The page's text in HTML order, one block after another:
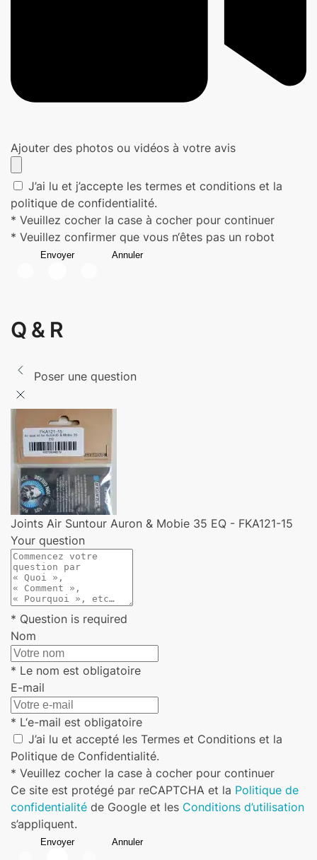
Ajouter des photos ou vidéos à votre avis
J’ai lu et j’accepte les termes et conditions et la
politique de confidentialité.
* Veuillez cocher la case à cocher pour continuer
* Veuillez confirmer que vous n‘êtes pas un robot
Envoyer Annuler
Q & R
Poser une question
Joints Air Suntour Auron & Mobie 35 EQ - FKA121-15
Your question
* Question is required
Nom
* Le nom est obligatoire
E-mail
* L‘e-mail est obligatoire
J’ai lu et accepté les Termes et Conditions et la
Politique de Confidentialité.
* Veuillez cocher la case à cocher pour continuer
Ce site est protégé par reCAPTCHA et la Politique de
confidentialité de Google et les Conditions d’utilisation
s’appliquent.
Envoyer Annuler